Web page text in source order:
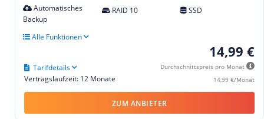
Automatisches
Backup
RAID 10 SSD
Alle Funktionen
14,99 €
Durchschnittspreis pro Monat
14,99 €/Monat
Vertragslaufzeit: 12 Monate
Tarifdetails
ZUM ANBIETER